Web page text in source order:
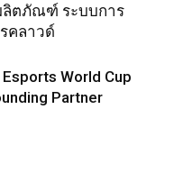
ลิตภัณฑ์ ระบบการ
คลาวด์
World Cup
Partner